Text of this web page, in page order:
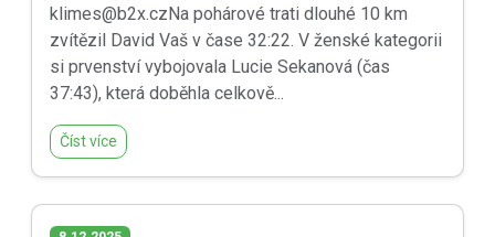
klimes@b2x.czNa pohárové trati dlouhé 10 km
zvítězil David Vaš v čase 32:22. V ženské kategorii
si prvenství vybojovala Lucie Sekanová (čas
37:43), která doběhla celkově...
Číst více